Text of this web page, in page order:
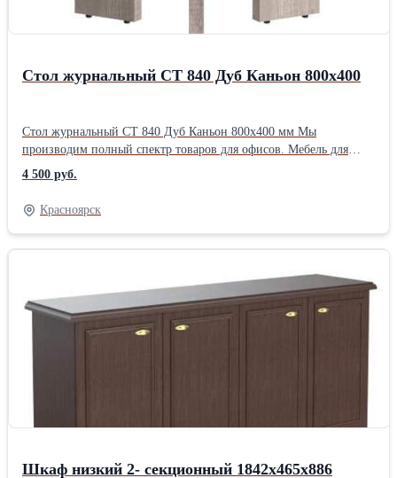
Стол журнальный CT 840 Дуб Каньон 800х400
Стол журнальный CT 840 Дуб Каньон 800х400 мм Мы
производим полный спектр товаров для офисов. Мебель для
кабинетов руководителей, мебель для персонала, стойки
ресепшен, столы для переговоров, решения для зонирования
помещений, мебель для call- центров, мягкую мебель,
демонстрационные доски с маркерными или грифельными
покрытиями, а также являемся поставщиками эксклюзивной
изготовление мебели по вашим пожеланиям и размерам. С нами
все понятно. * Заявка * Уточнение и согласование ТЗ * Ценовое
предложение * Подписание контракта * Согласование
производственной документации * Оплата * Производство *
4 500 руб.
Красноярск
Шкаф низкий 2- секционный 1842х465х886